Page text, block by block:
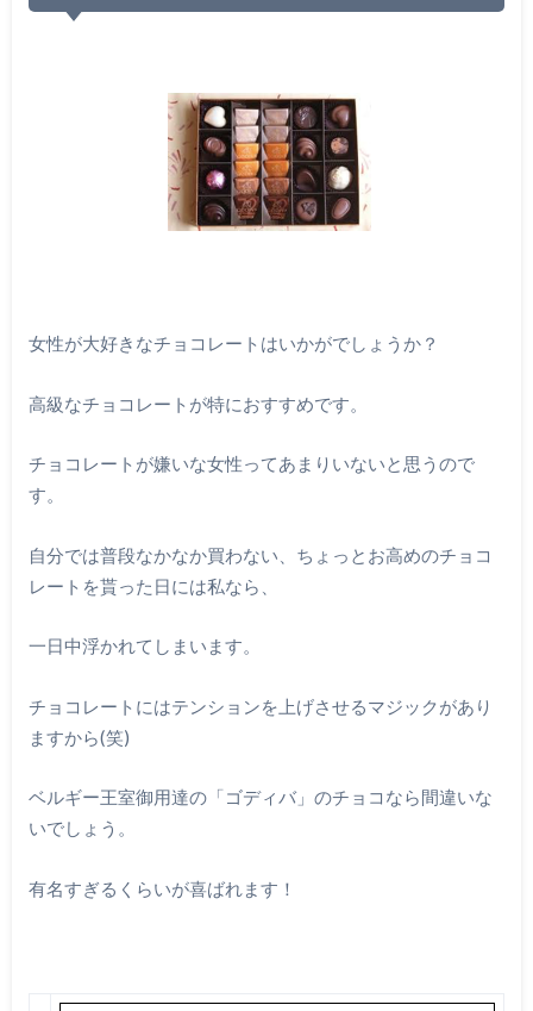
女性が大好きなチョコレートはいかがでしょうか？
高級なチョコレートが特におすすめです。
チョコレートが嫌いな女性ってあまりいないと思うので
す。
自分では普段なかなか買わない、ちょっとお高めのチョコ
レートを貰った日には私なら、
一日中浮かれてしまいます。
チョコレートにはテンションを上げさせるマジックがあり
ますから(笑)
ベルギー王室御用達の「ゴディバ」のチョコなら間違いな
いでしょう。
有名すぎるくらいが喜ばれます！